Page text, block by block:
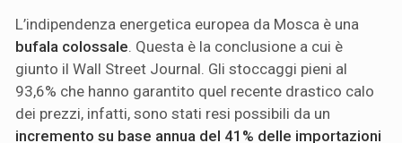
L’indipendenza energetica europea da Mosca è una
bufala colossale. Questa è la conclusione a cui è
giunto il Wall Street Journal. Gli stoccaggi pieni al
93,6% che hanno garantito quel recente drastico calo
dei prezzi, infatti, sono stati resi possibili da un
incremento su base annua del 41% delle importazioni